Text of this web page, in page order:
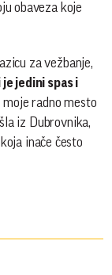
obaveza koje
za vežbanje,
jedini spas i
radno mesto
iz Dubrovnika,
inače često